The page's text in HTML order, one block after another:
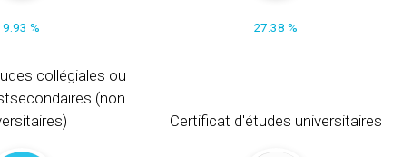
9.93 % 27.38 %
collégiales ou
(non
Certificat d'études universitaires